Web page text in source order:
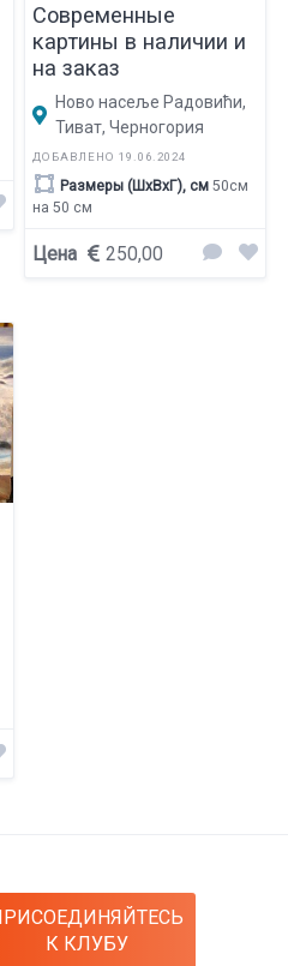
Современные
картины в наличии и
на заказ
Ново насеље Радовићи,
Тиват, Черногория
ДОБАВЛЕНО 19.06.2024
Размеры (ШхВхГ), см50см
на 50 см
Цена 250,00